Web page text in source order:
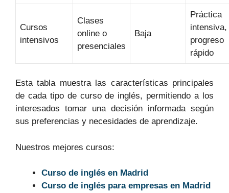
Cursos
intensivos
Clases
online o
presenciales
Baja
Práctica
intensiva,
progreso
rápido
Esta tabla muestra las características principales
de cada tipo de curso de inglés, permitiendo a los
interesados tomar una decisión informada según
sus preferencias y necesidades de aprendizaje.
Nuestros mejores cursos:
Curso de inglés en Madrid
Curso de inglés para empresas en Madrid